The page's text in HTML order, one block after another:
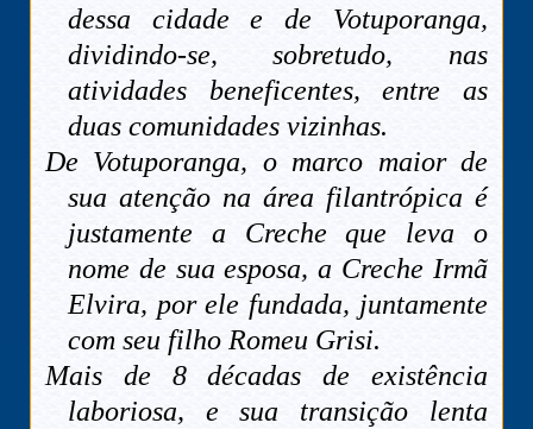
dessa cidade e de Votuporanga,
dividindo-se, sobretudo, nas
atividades beneficentes, entre as
duas comunidades vizinhas.
De Votuporanga, o marco maior de
sua atenção na área filantrópica é
justamente a Creche que leva o
nome de sua esposa, a Creche Irmã
Elvira, por ele fundada, juntamente
com seu filho Romeu Grisi.
Mais de 8 décadas de existência
laboriosa, e sua transição lenta